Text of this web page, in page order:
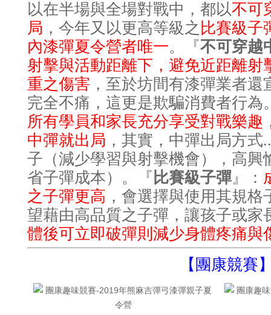
以在半場與全場對戰中，都以不可
局 ，今年又以更高等級之 比賽級子
內漆彈夏令營者唯一。 『不可穿越
射擊與活動距離下，避免近距離射
重之傷害 ，至於坊間有漆彈業者
完全不痛，這更是欺騙消費者行為
所有學員和家長充分享受對戰樂趣
中彈就出局 ，其實，中彈出局方
子（減少學習與射擊機會），高興
省子彈成本）。『 比賽級子彈』：
之子彈更高 ，會選擇與使用其規
望藉由高品質之子彈，讓孩子或家
體後可立即破彈則減少身體疼痛與
【團康競賽